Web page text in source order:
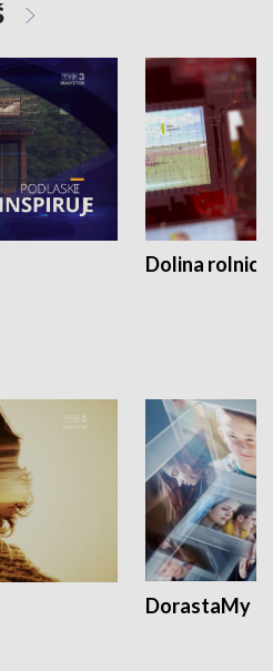
Dolina
DorastaMy